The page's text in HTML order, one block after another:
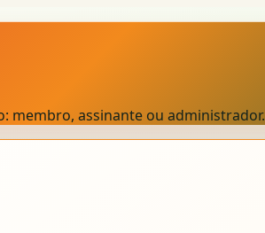
membro, assinante ou administrador.